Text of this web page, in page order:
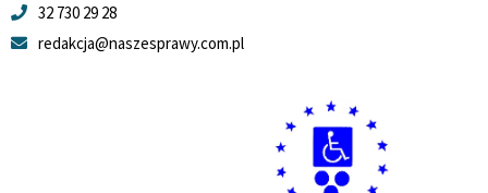
32 730 29 28
redakcja@naszesprawy.com.pl